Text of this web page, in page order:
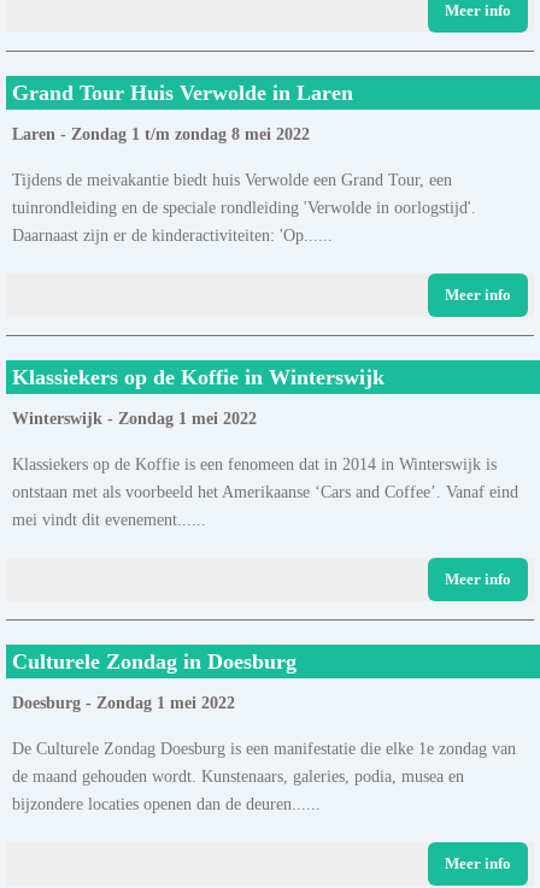
Meer info
Grand Tour Huis Verwolde in Laren
Laren - Zondag 1 t/m zondag 8 mei 2022
Tijdens de meivakantie biedt huis Verwolde een Grand Tour, een
tuinrondleiding en de speciale rondleiding 'Verwolde in oorlogstijd'.
Daarnaast zijn er de kinderactiviteiten: 'Op......
Meer info
Klassiekers op de Koffie in Winterswijk
Winterswijk - Zondag 1 mei 2022
Klassiekers op de Koffie is een fenomeen dat in 2014 in Winterswijk is
ontstaan met als voorbeeld het Amerikaanse ‘Cars and Coffee’. Vanaf eind
mei vindt dit evenement......
Meer info
Culturele Zondag in Doesburg
Doesburg - Zondag 1 mei 2022
De Culturele Zondag Doesburg is een manifestatie die elke 1e zondag van
de maand gehouden wordt. Kunstenaars, galeries, podia, musea en
bijzondere locaties openen dan de deuren......
Meer info